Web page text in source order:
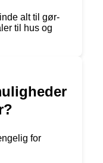
alt til gør-
til hus og
for